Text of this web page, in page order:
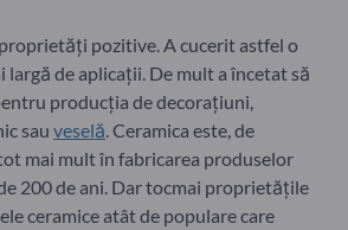
pozitive. A cucerit astfel o
largă de aplicații. De mult a încetat să
producția de decorațiuni,
sau veselă . Ceramica este, de
mai mult în fabricarea produselor
200 de ani. Dar tocmai proprietățile
ceramice atât de populare care